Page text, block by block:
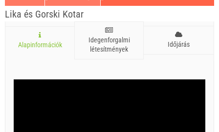
Lika és Gorski Kotar
Alapinformációk
Idegenforgalmi
létesítmények
Időjárás